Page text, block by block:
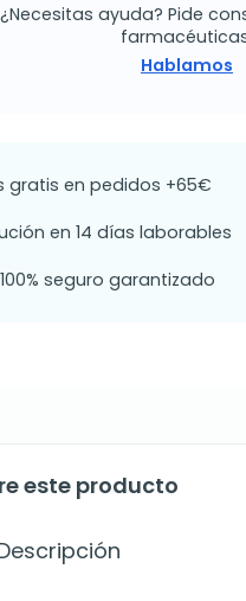
¿Necesitas ayuda? Pide
Hablamos
gratis en pedidos +65€
en 14 días laborables
seguro garantizado
este producto